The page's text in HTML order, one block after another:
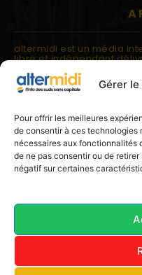
Gérer
Pour offrir les meilleures
de consentir à ces technologies
nécessaires aux fonctionnalités
de ne pas consentir ou de
négatif sur certaines
A
altermidi est un média
libre et indépendant
altermidi est ouvert sur
l'europe.
altermidi aborde des
partir des constats de
local.
altermidi c'est
© 2025 altermidi.org - Les